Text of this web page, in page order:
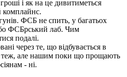
і як на це дивитиметься
комплайнс.
ФСБ не спить, у багатьох
ФСБрський лаб. Чим
подалі.
через те, що відбувається в
теж, але нашим поки що прощають
- ні.